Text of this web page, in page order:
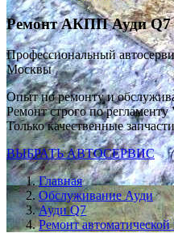
Ремонт АКППАуди Q7
Профессиональный
Москвы
Опыт по ремонту и
Ремонт строго по регламенту
Только качественные запчасти
ВЫБРАТЬ АВТОСЕРВИС
Главная
Обслуживание Ауди
Ауди Q7
Ремонт автоматической